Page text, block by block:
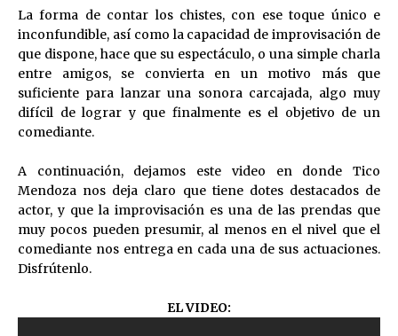
La forma de contar los chistes, con ese toque único e
inconfundible, así como la capacidad de improvisación de
que dispone, hace que su espectáculo, o una simple charla
entre amigos, se convierta en un motivo más que
suficiente para lanzar una sonora carcajada, algo muy
difícil de lograr y que finalmente es el objetivo de un
comediante.
A continuación, dejamos este video en donde Tico
Mendoza nos deja claro que tiene dotes destacados de
actor, y que la improvisación es una de las prendas que
muy pocos pueden presumir, al menos en el nivel que el
comediante nos entrega en cada una de sus actuaciones.
Disfrútenlo.
EL VIDEO: